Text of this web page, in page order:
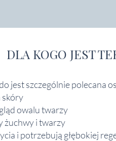
DLA KOGO JEST
jest szczególnie polecana
skóry
owalu twarzy
żuchwy i twarzy
i potrzebują głębokiej